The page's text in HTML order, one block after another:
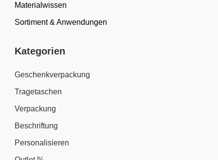
Materialwissen
Sortiment & Anwendungen
Kategorien
Geschenkverpackung
Tragetaschen
Verpackung
Beschriftung
Personalisieren